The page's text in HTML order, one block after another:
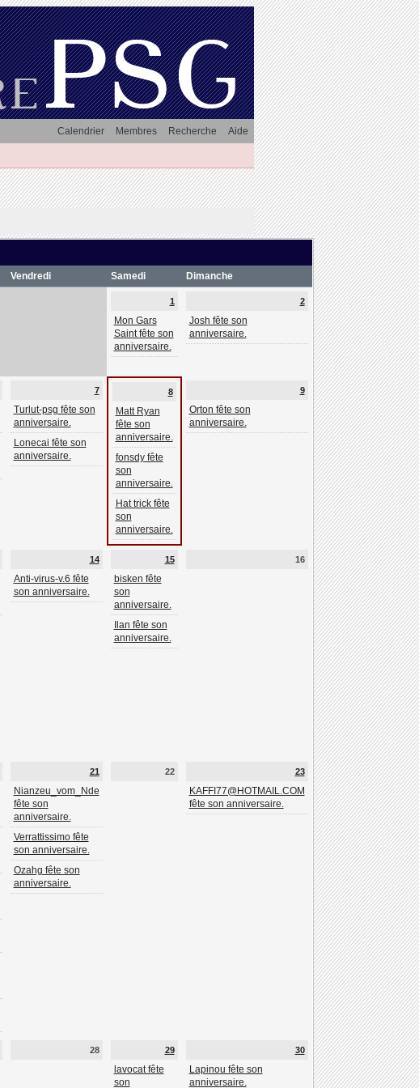
Aide
Recherche
Membres
Calendrier
Vendredi Samedi Dimanche
1
Mon Gars
Saint fête son
anniversaire.
2
Josh fête son
anniversaire.
7
Turlut-psg fête son
anniversaire.
Lonecai fête son
anniversaire.
8
Matt Ryan
fête son
anniversaire.
fonsdy fête
son
anniversaire.
Hat trick fête
son
anniversaire.
9
Orton fête son
anniversaire.
14
Anti-virus-v.6 fête
son anniversaire.
15
bisken fête
son
anniversaire.
Ilan fête son
anniversaire.
16
21
Nianzeu_vom_Nde
fête son
anniversaire.
Verrattissimo fête
son anniversaire.
Ozahg fête son
anniversaire.
22 23
KAFFI77@HOTMAIL.COM
fête son anniversaire.
28 29
lavocat fête
son
30
Lapinou fête son
anniversaire.